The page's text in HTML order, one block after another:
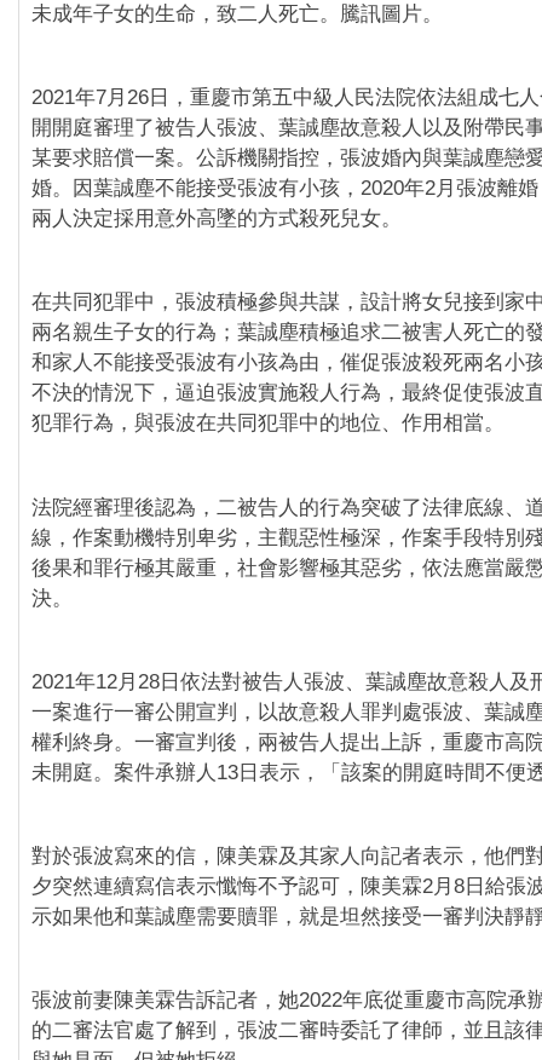
未成年子女的生命，致二人死亡。騰訊圖片。
2021年7月26日，重慶市第五中級人民法院依法組成七
開開庭審理了被告人張波、葉誠塵故意殺人以及附帶民
某要求賠償一案。公訴機關指控，張波婚內與葉誠塵戀
婚。因葉誠塵不能接受張波有小孩，2020年2月張波離
兩人決定採用意外高墜的方式殺死兒女。
在共同犯罪中，張波積極參與共謀，設計將女兒接到家
兩名親生子女的行為；葉誠塵積極追求二被害人死亡的
和家人不能接受張波有小孩為由，催促張波殺死兩名小
不決的情況下，逼迫張波實施殺人行為，最終促使張波
犯罪行為，與張波在共同犯罪中的地位、作用相當。
法院經審理後認為，二被告人的行為突破了法律底線、
線，作案動機特別卑劣，主觀惡性極深，作案手段特別
後果和罪行極其嚴重，社會影響極其惡劣，依法應當嚴
決。
2021年12月28日依法對被告人張波、葉誠塵故意殺人及
一案進行一審公開宣判，以故意殺人罪判處張波、葉誠
權利終身。一審宣判後，兩被告人提出上訴，重慶市高
未開庭。案件承辦人13日表示，「該案的開庭時間不便
對於張波寫來的信，陳美霖及其家人向記者表示，他們
夕突然連續寫信表示懺悔不予認可，陳美霖2月8日給張
示如果他和葉誠塵需要贖罪，就是坦然接受一審判決靜
張波前妻陳美霖告訴記者，她2022年底從重慶市高院承
的二審法官處了解到，張波二審時委託了律師，並且該